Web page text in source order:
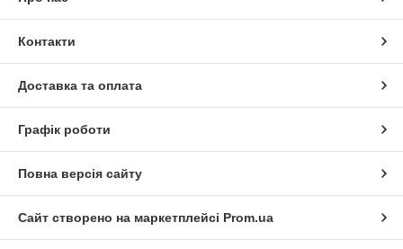
Контакти
Доставка та оплата
Графік роботи
Повна версія сайту
Сайт створено на маркетплейсі Prom.ua